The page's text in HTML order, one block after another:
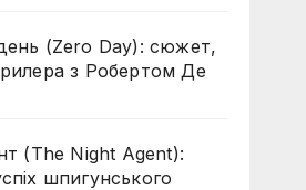
(Zero Day): сюжет,
з Робертом Де
(The Night Agent):
шпигунського